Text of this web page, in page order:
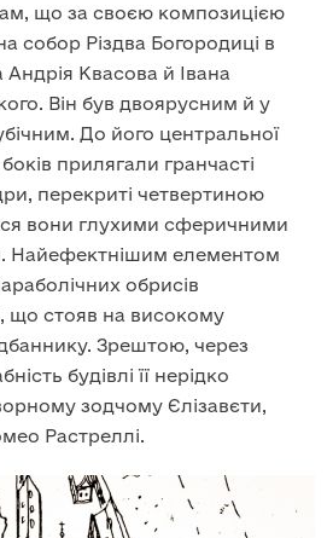
що за своєю композицією
собор Різдва Богородиці в
Андрія Квасова й Івана
Він був двоярусним й у
До його центральної
прилягали гранчасті
перекриті четвертиною
вони глухими сферичними
Найефектнішим елементом
обрисів
що стояв на високому
Зрештою, через
будівлі її нерідко
зодчому Єлізавєти,
Растреллі.